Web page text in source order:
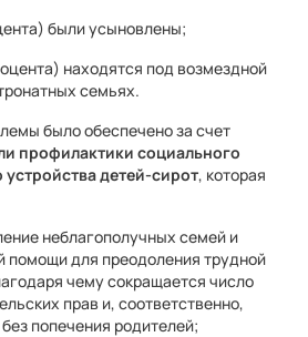
были усыновлены;
находятся под возмездной
семьях.
было обеспечено за счет
профилактики социального
детей-сирот, которая
неблагополучных семей и
помощи для преодоления трудной
чему сокращается число
прав и, соответственно,
попечения родителей;